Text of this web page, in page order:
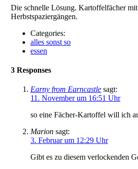
Die schnelle Lösung. Kartoffelfächer
Herbstspaziergängen.
Categories:
alles sonst so
essen
3 Responses
Earny from Earncastle sagt:
11. November um 16:51 Uhr
so eine Fächer-Kartoffel will ich
Marion sagt:
3. Februar um 12:29 Uhr
Gibt es zu diesem verlockenden